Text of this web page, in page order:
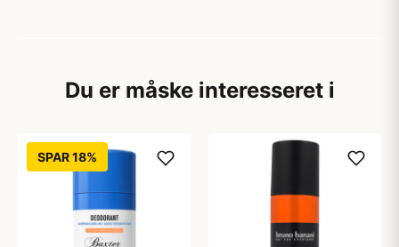
Du er måske interesseret i
SPAR 18%